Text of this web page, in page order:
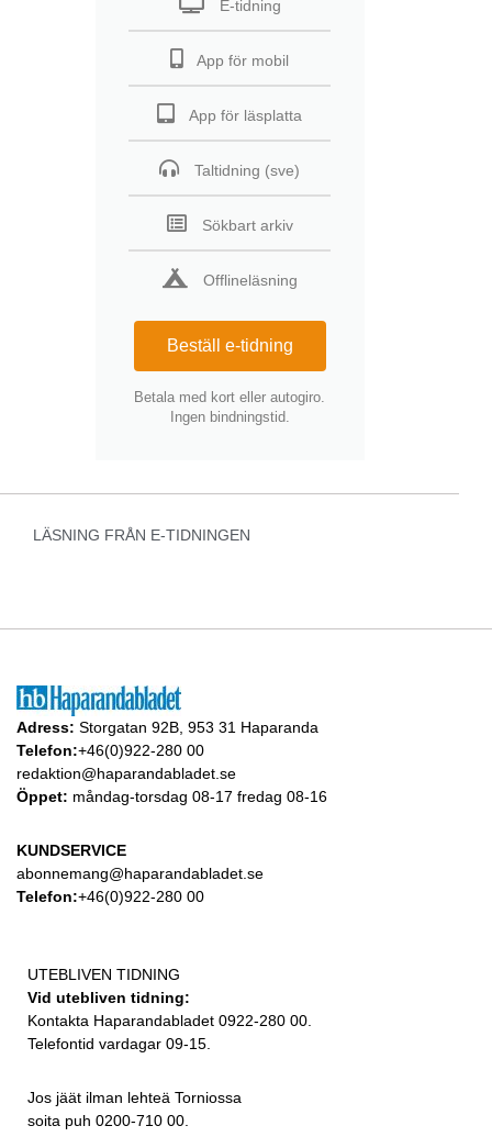
E-tidning
App för mobil
App för läsplatta
Taltidning (sve)
Sökbart arkiv
Offlineläsning
Beställ e-tidning
Betala med kort eller autogiro.
Ingen bindningstid.
LÄSNING FRÅN E-TIDNINGEN
Adress: Storgatan 92B, 953 31 Haparanda
Telefon:+46(0)922-280 00
redaktion@haparandabladet.se
Öppet: måndag-torsdag 08-17 fredag 08-16
KUNDSERVICE
abonnemang@haparandabladet.se
Telefon:+46(0)922-280 00
UTEBLIVEN TIDNING
Vid utebliven tidning:
Kontakta Haparandabladet 0922-280 00.
Telefontid vardagar 09-15.
Jos jäät ilman lehteä Torniossa
soita puh 0200-710 00.